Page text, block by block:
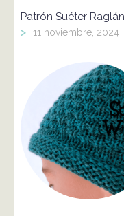
Patrón Suéter
> 11 noviembre, 2024